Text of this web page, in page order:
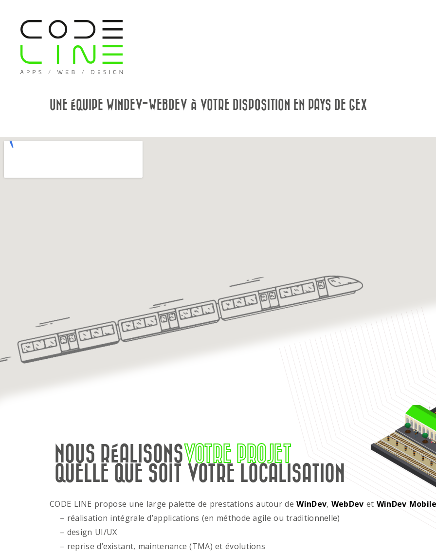
UNE ÉQUIPE WINDEV-WEBDEV À VOTRE DISPOSITION EN PAYS DE GEX
NOUS RÉALISONSVOTRE PROJET
QUELLE QUE SOIT VOTRE LOCALISATION
CODE LINE propose une large palette de prestations autour deWinDev, WebDev et WinDev
– réalisation intégrale d’applications (en méthode agile ou traditionnelle)
– design UI/UX
– reprise d’existant, maintenance (TMA) et évolutions